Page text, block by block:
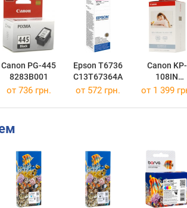
Canon PG-445
8283B001
Epson T6736
C13T67364A
Canon KP-
108IN
3115B001
от 736 грн. от 572 грн. от 1 399